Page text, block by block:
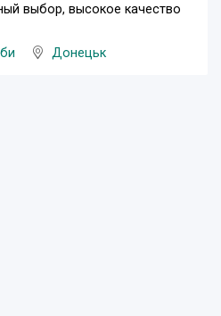
выбор, высокое качество
Донецьк